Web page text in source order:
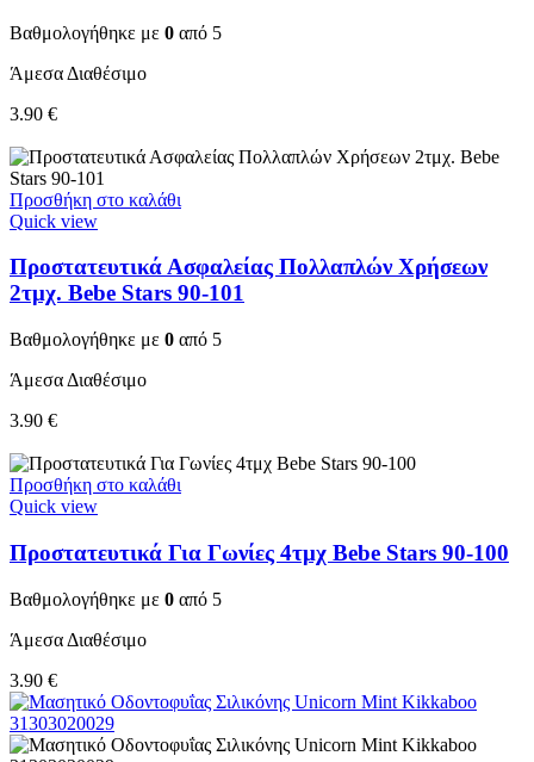
Βαθμολογήθηκε με 0 από 5
Άμεσα Διαθέσιμο
3.90 €
Προσθήκη στο καλάθι
Quick view
Προστατευτικά Ασφαλείας Πολλαπλών Χρήσεων
2τμχ. Bebe Stars 90-101
Βαθμολογήθηκε με 0 από 5
Άμεσα Διαθέσιμο
3.90 €
Προσθήκη στο καλάθι
Quick view
Προστατευτικά Για Γωνίες 4τμχ Bebe Stars 90-100
Βαθμολογήθηκε με 0 από 5
Άμεσα Διαθέσιμο
3.90 €